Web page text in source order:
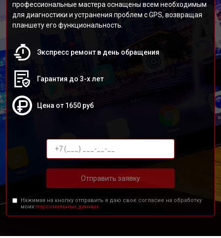
профессиональные мастера оснащены всем необходимым
для диагностики и устранения проблем с GPS, возвращая
планшету его функциональность.
Экспресс ремонт в день обращения
Гарантия до 3-х лет
Цена от 1650 руб
Отправить заявку
Нажимая на кнопку отправить я даю свое согласие на обработку
моих персональных данных.